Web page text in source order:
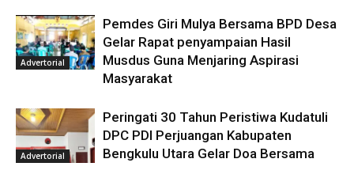
Advertorial
Pemdes Giri Mulya Bersama BPD Desa
Gelar Rapat penyampaian Hasil
Musdus Guna Menjaring Aspirasi
Masyarakat
Advertorial
Peringati 30 Tahun Peristiwa Kudatuli
DPC PDI Perjuangan Kabupaten
Bengkulu Utara Gelar Doa Bersama